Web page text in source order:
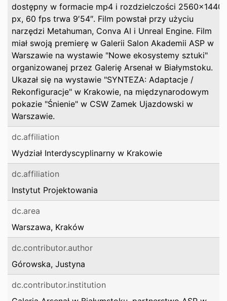
dostępny w formacie mp4 i rozdzielczości 2560×1440
px, 60 fps trwa 9′54″. Film powstał przy użyciu
narzędzi Metahuman, Conva AI i Unreal Engine. Film
miał swoją premierę w Galerii Salon Akademii ASP w
Warszawie na wystawie "Nowe ekosystemy sztuki"
organizowanej przez Galerię Arsenał w Białymstoku.
Ukazał się na wystawie "SYNTEZA: Adaptacje /
Rekonfiguracje" w Krakowie, na międzynarodowym
pokazie "Śnienie" w CSW Zamek Ujazdowski w
Warszawie.
dc.affiliation
Wydział Interdyscyplinarny w Krakowie
dc.affiliation
Instytut Projektowania
dc.area
Warszawa, Kraków
dc.contributor.author
Górowska, Justyna
dc.contributor.institution